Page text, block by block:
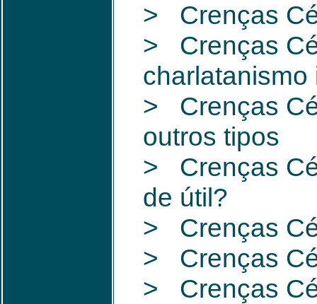
> Crenças
> Crenças
charlatanismo
> Crenças
outros tipos
> Crenças
de útil?
> Crenças
> Crenças
> Crenças